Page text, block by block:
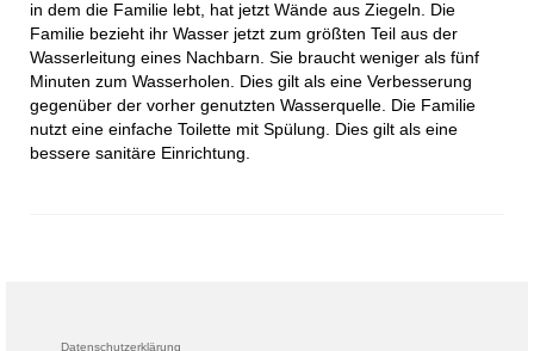
in dem die Familie lebt, hat jetzt Wände aus Ziegeln. Die
Familie bezieht ihr Wasser jetzt zum größten Teil aus der
Wasserleitung eines Nachbarn. Sie braucht weniger als fünf
Minuten zum Wasserholen. Dies gilt als eine Verbesserung
gegenüber der vorher genutzten Wasserquelle. Die Familie
nutzt eine einfache Toilette mit Spülung. Dies gilt als eine
bessere sanitäre Einrichtung.
Datenschutzerklärung